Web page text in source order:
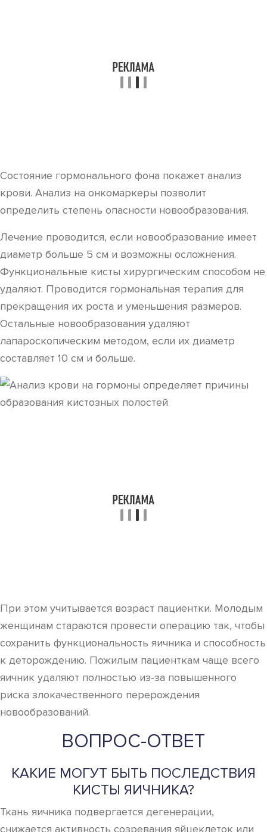
Состояние гормонального фона покажет анализ
крови. Анализ на онкомаркеры позволит
определить степень опасности новообразования.
Лечение проводится, если новообразование имеет
диаметр больше 5 см и возможны осложнения.
Функциональные кисты хирургическим способом не
удаляют. Проводится гормональная терапия для
прекращения их роста и уменьшения размеров.
Остальные новообразования удаляют
лапароскопическим методом, если их диаметр
составляет 10 см и больше.
При этом учитывается возраст пациентки. Молодым
женщинам стараются провести операцию так, чтобы
сохранить функциональность яичника и способность
к деторождению. Пожилым пациенткам чаще всего
яичник удаляют полностью из-за повышенного
риска злокачественного перерождения
новообразований.
ВОПРОС-ОТВЕТ
КАКИЕ МОГУТ БЫТЬ ПОСЛЕДСТВИЯ
КИСТЫ ЯИЧНИКА?
Ткань яичника подвергается дегенерации,
снижается активность созревания яйцеклеток или